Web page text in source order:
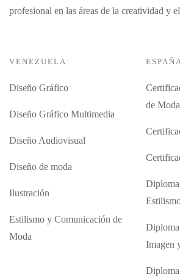
profesional en las áreas de la creatividad y
VENEZUELA
Diseño Gráfico
Diseño Gráfico Multimedia
Diseño Audiovisual
Diseño de moda
Ilustración
Estilismo y Comunicación de
Moda
de Moda
Diploma
Imagen